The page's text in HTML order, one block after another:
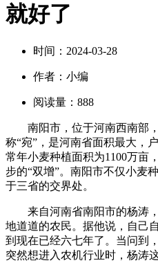
就好了
时间： 2024-03-28
作者： 小编
阅读量： 888
南阳市，位于河南西南部
称“宛”，是河南省面积最大，
常年小麦种植面积为1100万亩
步的“双增”。南阳市不仅小麦
于三省的交界处。
来自河南省南阳市的杨涛
地道道的农民。据他说，自己
到现在已经六七年了。当问到
突然想进入农机行业时，杨涛